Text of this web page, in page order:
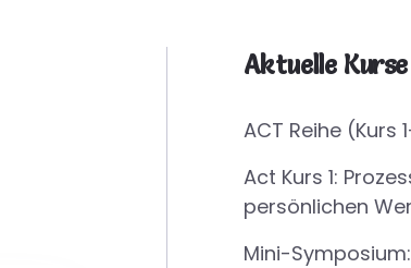
Aktuelle Kurse
ACT Reihe (Kurs
Act Kurs 1:
persönlichen
Mini-